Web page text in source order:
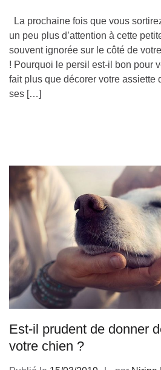
La prochaine fois que vous
un peu plus d’attention à cette
souvent ignorée sur le côté de
! Pourquoi le persil est-il bon pour
fait plus que décorer votre assiette
ses […]
Est-il prudent de donner
votre chien ?